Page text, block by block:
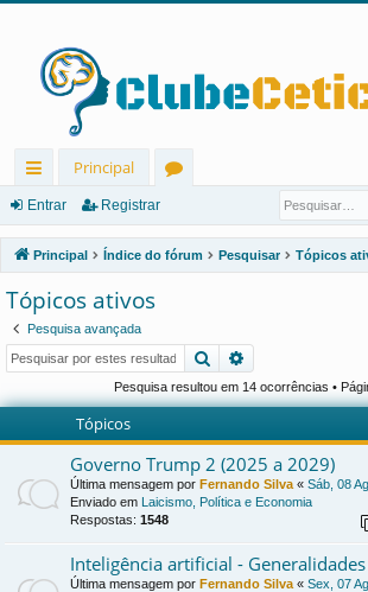
in
ks
rá
pi
d
Principal
u
ns
Entrar Registrar
Principal Índice do fórum Pesquisar Tópicos
Tópicos ativos
Pesquisa avançada
Pesquisar
Pesquisa resultou em 14 ocorrências •
Tópicos
Governo Trump 2 (2025 a 2029)
Última mensagem por Fernando Silva « Sáb, 08
Enviado em Laicismo, Política e Economia
Respostas: 1548
Inteligência artificial - Generalidades
Última mensagem por Fernando Silva « Sex, 07